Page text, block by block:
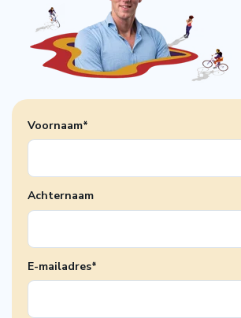
Voornaam*
Achternaam
E-mailadres*